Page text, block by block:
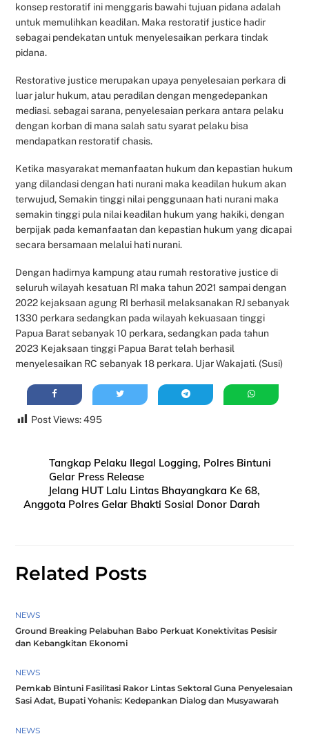
konsep restoratif ini menggaris bawahi tujuan pidana adalah
untuk memulihkan keadilan. Maka restoratif justice hadir
sebagai pendekatan untuk menyelesaikan perkara tindak
pidana.
Restorative justice merupakan upaya penyelesaian perkara di
luar jalur hukum, atau peradilan dengan mengedepankan
mediasi. sebagai sarana, penyelesaian perkara antara pelaku
dengan korban di mana salah satu syarat pelaku bisa
mendapatkan restoratif chasis.
Ketika masyarakat memanfaatan hukum dan kepastian hukum
yang dilandasi dengan hati nurani maka keadilan hukum akan
terwujud, Semakin tinggi nilai penggunaan hati nurani maka
semakin tinggi pula nilai keadilan hukum yang hakiki, dengan
berpijak pada kemanfaatan dan kepastian hukum yang dicapai
secara bersamaan melalui hati nurani.
Dengan hadirnya kampung atau rumah restorative justice di
seluruh wilayah kesatuan RI maka tahun 2021 sampai dengan
2022 kejaksaan agung RI berhasil melaksanakan RJ sebanyak
1330 perkara sedangkan pada wilayah kekuasaan tinggi
Papua Barat sebanyak 10 perkara, sedangkan pada tahun
2023 Kejaksaan tinggi Papua Barat telah berhasil
menyelesaikan RC sebanyak 18 perkara. Ujar Wakajati. (Susi)
Post Views: 495
Tangkap Pelaku Ilegal Logging, Polres Bintuni
Gelar Press Release
Jelang HUT Lalu Lintas Bhayangkara Ke 68,
Anggota Polres Gelar Bhakti Sosial Donor Darah
Related Posts
NEWS
Ground Breaking Pelabuhan Babo Perkuat Konektivitas Pesisir
dan Kebangkitan Ekonomi
NEWS
Pemkab Bintuni Fasilitasi Rakor Lintas Sektoral Guna Penyelesaian
Sasi Adat, Bupati Yohanis: Kedepankan Dialog dan Musyawarah
NEWS